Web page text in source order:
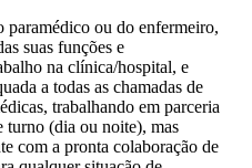
paramédico ou do enfermeiro,
suas funções e
na clínica/hospital, e
a todas as chamadas de
trabalhando em parceria
turno (dia ou noite), mas
com a pronta colaboração de